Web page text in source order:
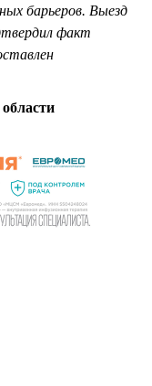
барьеров. Выезд
факт